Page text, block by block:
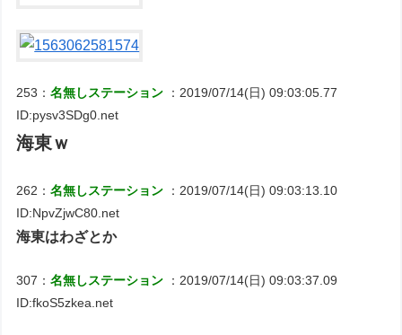
253：名無しステーション
：2019/07/14(日) 09:03:05.77
ID:pysv3SDg0.net
海東ｗ
262：名無しステーション
：2019/07/14(日) 09:03:13.10
ID:NpvZjwC80.net
海東はわざとか
307：名無しステーション
：2019/07/14(日) 09:03:37.09
ID:fkoS5zkea.net